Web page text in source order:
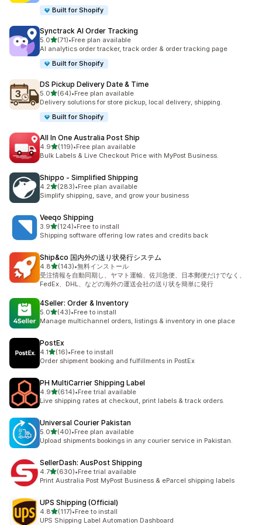
Built for Shopify
Synctrack AI Order Tracking
5.05つ星中
(71)
合計レビュー数：71件
•Free plan available
AI analytics order tracker, track order & order tracking page
Built for Shopify
DS Pickup Delivery Date & Time
5.05つ星中
(64)
合計レビュー数：64件
•Free plan available
Delivery solutions for store pickup, local delivery, shipping.
Built for Shopify
All In One Australia Post Ship
4.95つ星中
(119)
合計レビュー数：119件
•Free plan available
Bulk Labels & Live Checkout Price with MyPost Business.
Shippo ‑ Simplified Shipping
4.25つ星中
(283)
合計レビュー数：283件
•Free plan available
Simplify shipping, save, and grow your business
Veeqo Shipping
3.95つ星中
(124)
合計レビュー数：124件
•Free to install
Shipping software offering low rates and credits back
Ship&co 国内外の送り状発行システム
4.85つ星中
(143)
合計レビュー数：143件
•無料インストール
受注情報を自動同期し、ヤマト運輸、佐川急便、日本郵便だけでなく、
FedEx、DHL、などの海外の運送会社の送り状を簡単に発行
4Seller: Order & Inventory
5.05つ星中
(43)
合計レビュー数：43件
•Free to install
Manage multichannel orders, listings & inventory in one place
PostEx
4.15つ星中
(16)
合計レビュー数：16件
•Free to install
Order shipment booking and fulfillments in PostEx
PH MultiCarrier Shipping Label
4.95つ星中
(614)
合計レビュー数：614件
•Free trial available
Live shipping rates at checkout, print labels & track orders.
Universal Courier Pakistan
5.05つ星中
(40)
合計レビュー数：40件
•Free plan available
Upload shipments bookings in any courier service in Pakistan.
SellerDash: AusPost Shipping
4.75つ星中
(630)
合計レビュー数：630件
•Free trial available
Print Australia Post MyPost Business & eParcel shipping labels
UPS Shipping (Official)
4.85つ星中
(117)
合計レビュー数：117件
•Free to install
UPS Shipping Label Automation Dashboard